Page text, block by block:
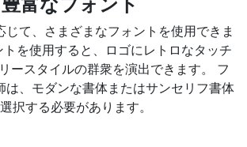
じて、さまざまなフォントを使用できま
を使用すると、ロゴにレトロなタッチ
ースタイルの群衆を演出できます。 フ
は、モダンな書体またはサンセリフ書体
択する必要があります。